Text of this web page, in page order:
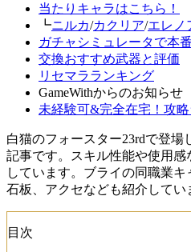
当たりキャラはこちら！
┗ニルカ/カクリア/エレノ
ガチャシミュレータで本
交換おすすめ武器と評価
リセマラランキング
GameWithからのお知らせ
未経験可&完全在宅！攻略
白猫のフォースター23rdで登場
記事です。スキル性能や使用
しています。ブライの同職業キ
石板、アクセなども紹介してい
目次